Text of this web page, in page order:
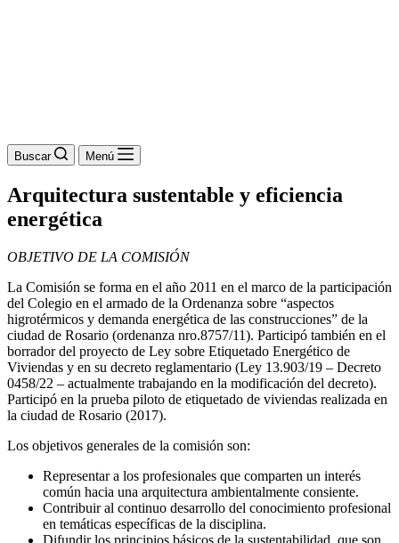
Buscar Menú
Arquitectura sustentable y eficiencia
energética
OBJETIVO DE LA COMISIÓN
La Comisión se forma en el año 2011 en el marco de la participación
del Colegio en el armado de la Ordenanza sobre “aspectos
higrotérmicos y demanda energética de las construcciones” de la
ciudad de Rosario (ordenanza nro.8757/11). Participó también en el
borrador del proyecto de Ley sobre Etiquetado Energético de
Viviendas y en su decreto reglamentario (Ley 13.903/19 – Decreto
0458/22 – actualmente trabajando en la modificación del decreto).
Participó en la prueba piloto de etiquetado de viviendas realizada en
la ciudad de Rosario (2017).
Los objetivos generales de la comisión son:
Representar a los profesionales que comparten un interés
común hacia una arquitectura ambientalmente consiente.
Contribuir al continuo desarrollo del conocimiento profesional
en temáticas específicas de la disciplina.
Difundir los principios básicos de la sustentabilidad, que son